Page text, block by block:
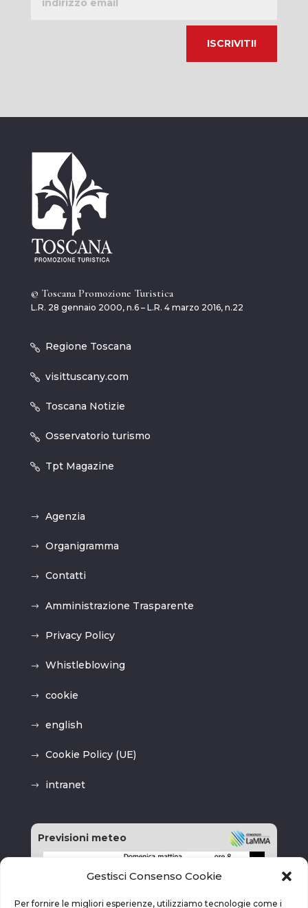
Gestisci Consenso Cookie
Per fornire le migliori esperienze, utilizziamo tecnologie come i
email
© Toscana Promozione Turistica
L.R. 28 gennaio 2000, n.6 – L.R. 4 marzo 2016, n.22
Regione Toscana
visittuscany.com
Toscana Notizie
Osservatorio turismo
Tpt Magazine
Agenzia
Organigramma
Contatti
Amministrazione Trasparente
Privacy Policy
Whistleblowing
cookie
english
Cookie Policy (UE)
intranet
Previsioni meteo